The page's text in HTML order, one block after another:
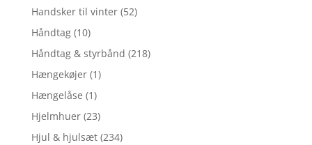
Handsker til vinter (52)
Håndtag (10)
Håndtag & styrbånd (218)
Hængekøjer (1)
Hængelåse (1)
Hjelmhuer (23)
Hjul & hjulsæt (234)